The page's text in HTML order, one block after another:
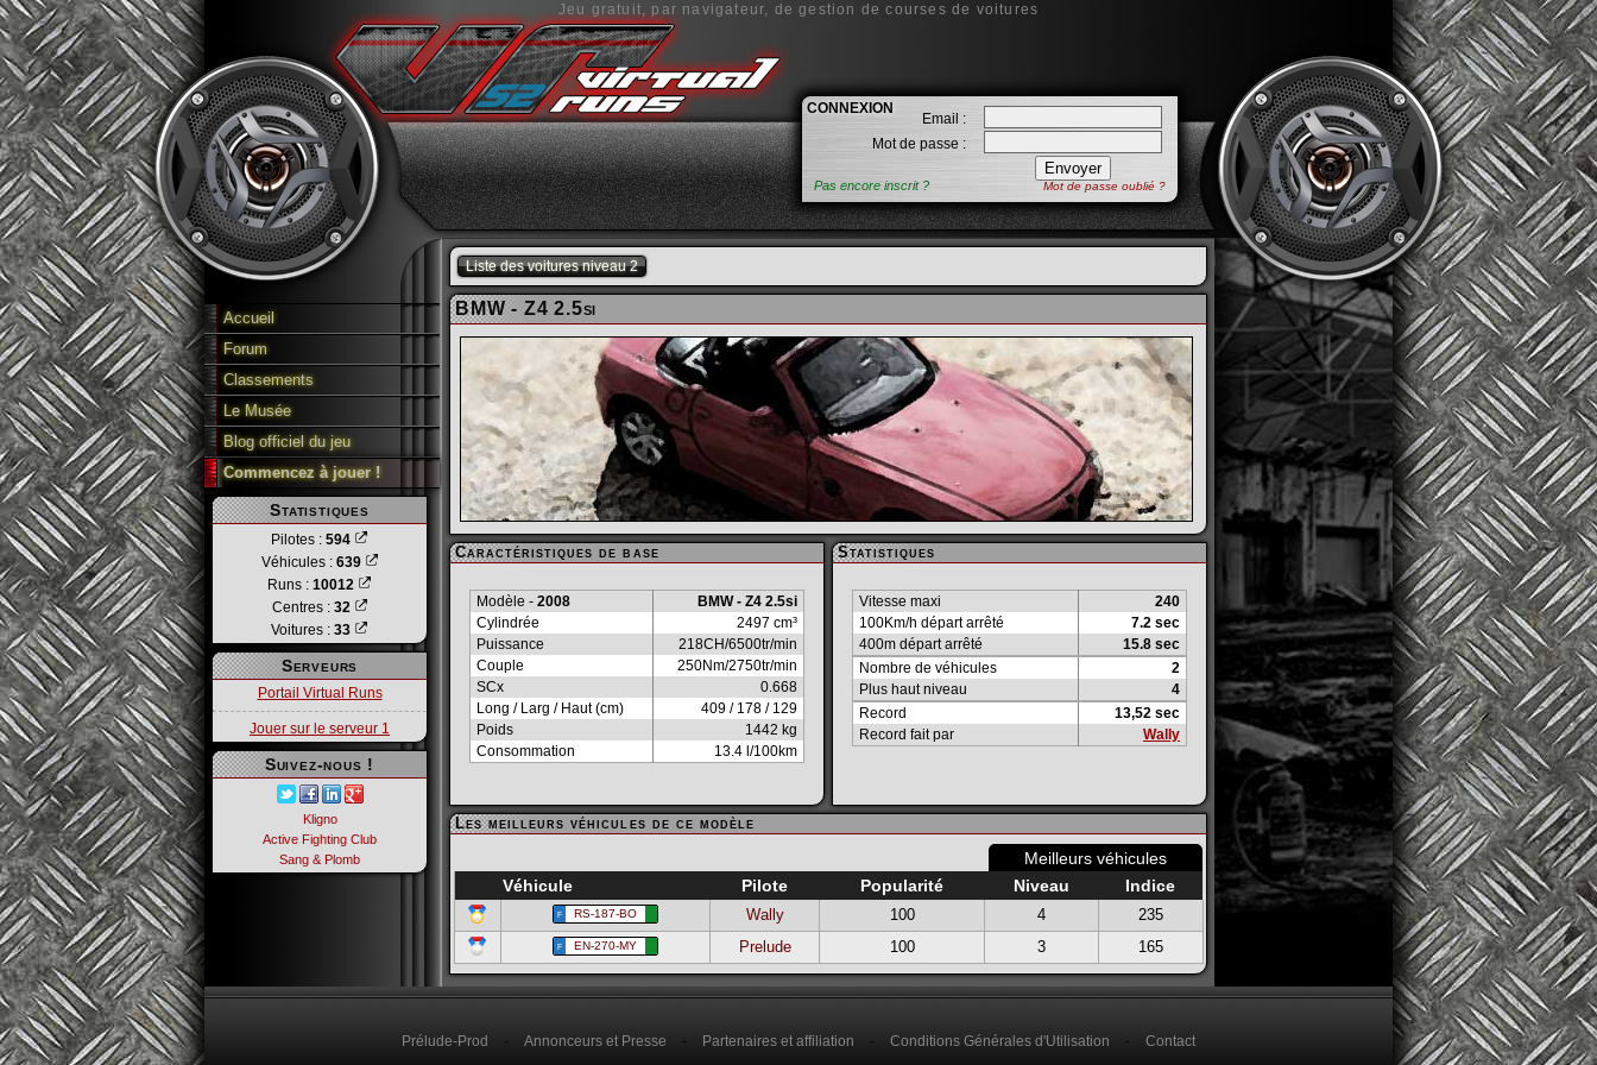
CONNEXION
Email :
Mot de passe :
Mot de passe oublié ?
Pas encore inscrit ?
Jeu gratuit, par navigateur, de gestion de courses de voitures
Accueil
Forum
Classements
Le Musée
Blog officiel du jeu
Commencez à jouer !
Statistiques
Pilotes : 594
Véhicules : 639
Runs : 10012
Centres : 32
Voitures : 33
Serveurs
Portail Virtual Runs
Jouer sur le serveur 1
Suivez-nous !
Kligno
Active Fighting Club
Sang & Plomb
Liste des voitures niveau 2
BMW - Z4 2.5si
Caractéristiques de base
Modèle - 2008
BMW - Z4 2.5si
Cylindrée
2497 cm³
Puissance
218CH/6500tr/min
Couple
250Nm/2750tr/min
SCx
0.668
Long / Larg / Haut (cm)
409 / 178 / 129
Poids
1442 kg
Consommation
13.4 l/100km
Statistiques
Vitesse maxi
240
100Km/h départ arrêté
7.2 sec
400m départ arrêté
15.8 sec
Nombre de véhicules
2
Plus haut niveau
4
Record
13,52 sec
Record fait par
Wally
Les meilleurs véhicules de ce modèle
Meilleurs véhicules
Véhicule
Pilote Popularité Niveau Indice
F RS-187-BO Wally 100 4 235
F EN-270-MY Prelude 100 3 165
Prélude-Prod - Annonceurs et Presse - Partenaires et affiliation - Conditions Générales d'Utilisation - Contact